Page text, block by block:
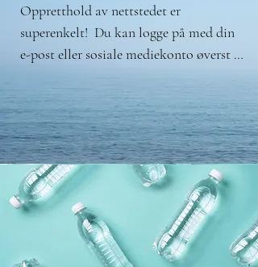
Oppretthold av nettstedet er
superenkelt!  Du kan logge på med din
e-post eller sosiale mediekonto øverst
til høyre via desktop eller mobil der det
står "Sustainer" på skrivebord og mobil.
Motta eksklusiv tilgang til pedagogisk
materiale relatert til dokumentaren.
Hold kontakten med andre som er
interessert i oppdraget til H20-
prosjektet.   _11100000-0000-0000-